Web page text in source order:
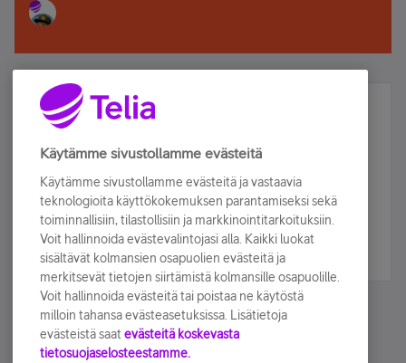
Älä jää paitsi – osallistu ja voita!
Tilaa Telian uutiskirje ja olet mukana arvonnassa.
sähköpostiisi.
Tilaa nyt
Käytämme sivustollamme evästeitä
Käytämme sivustollamme evästeitä ja vastaavia
teknologioita käyttökokemuksen parantamiseksi sekä
toiminnallisiin, tilastollisiin ja markkinointitarkoituksiin.
Voit hallinnoida evästevalintojasi alla. Kaikki luokat
sisältävät kolmansien osapuolien evästeitä ja
merkitsevät tietojen siirtämistä kolmansille osapuolille.
Voit hallinnoida evästeitä tai poistaa ne käytöstä
milloin tahansa evästeasetuksissa. Lisätietoja
evästeistä saat evästeitä koskevasta
tietosuojaselosteestamme.